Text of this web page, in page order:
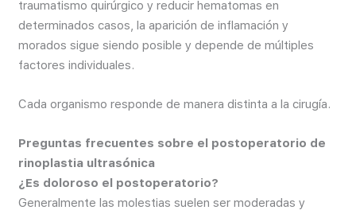
traumatismo quirúrgico y reducir hematomas en
determinados casos, la aparición de inflamación y
morados sigue siendo posible y depende de múltiples
factores individuales.
Cada organismo responde de manera distinta a la cirugía.
Preguntas frecuentes sobre el postoperatorio de
rinoplastia ultrasónica
¿Es doloroso el postoperatorio?
Generalmente las molestias suelen ser moderadas y